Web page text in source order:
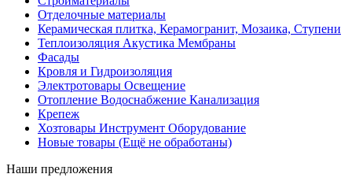
Отделочные материалы
Керамическая плитка, Керамогранит, Мозаика, Ступени
Теплоизоляция Акустика Мембраны
Фасады
Кровля и Гидроизоляция
Электротовары Освещение
Отопление Водоснабжение Канализация
Крепеж
Хозтовары Инструмент Оборудование
Новые товары (Ещё не обработаны)
Наши предложения